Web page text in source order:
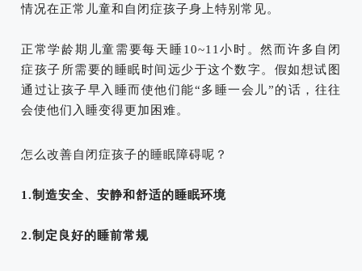
情况在正常儿童和自闭症孩子身上特别常见。
正常学龄期儿童需要每天睡10~11小时。然而许多自闭
症孩子所需要的睡眠时间远少于这个数字。假如想试图
通过让孩子早入睡而使他们能“多睡一会儿”的话，往往
会使他们入睡变得更加困难。
怎么改善自闭症孩子的睡眠障碍呢？
1.制造安全、安静和舒适的睡眠环境
2.制定良好的睡前常规